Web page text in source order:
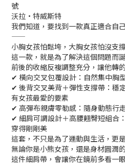
號
沃拉·特威斯特
我們知道，要找到一款真正適合自
——
小胸女孩怕鬆垮，大胸女孩怕沒支撐
這一款，就是為了解決這個問題而
前後的收縮反複調整充分，讓他轉
✔ 橫向交叉包覆設計：自然集中胸
✔ 後背交叉美背＋彈性支撐帶：穩
有女孩最愛的要素
✔ 高彈布親膚零勒感：隨身動態行
✔ 細肩可調設計＋高腰翹臀短組合
穿得剛剛美
這套，不只是為了運動與生活，更
無論你是小熊女孩，還是身材圓潤
這件細肩帶，會讓你在鏡前多看一